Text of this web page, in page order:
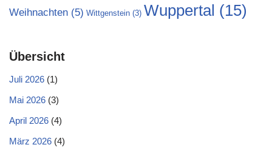
Weihnachten (5) Wittgenstein (3) Wuppertal (15)
Übersicht
Juli 2026 (1)
Mai 2026 (3)
April 2026 (4)
März 2026 (4)